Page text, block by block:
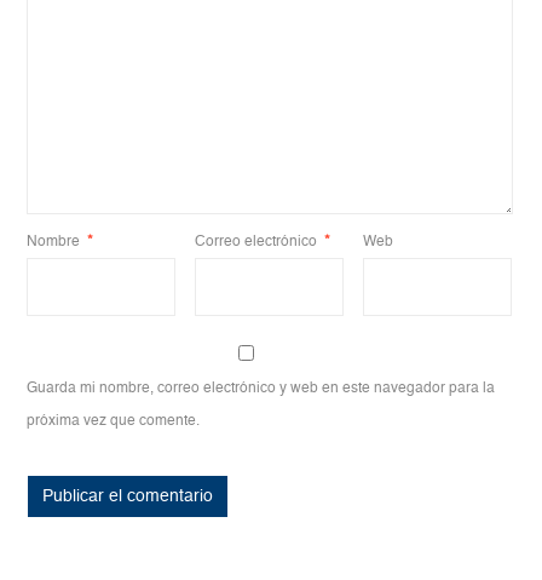
Nombre * Correo electrónico * Web
Guarda mi nombre, correo electrónico y web en este navegador para la
próxima vez que comente.